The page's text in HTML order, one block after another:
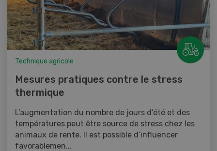
Technique agricole
Mesures pratiques contre le stress
thermique
L’augmentation du nombre de jours d’été et des
températures peut être source de stress chez les
animaux de rente. Il est possible d’influencer
favorablemen...